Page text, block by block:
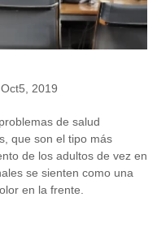
Oct5, 2019
de salud
que son el tipo más
de los adultos de vez en
se sienten como una
en la frente.